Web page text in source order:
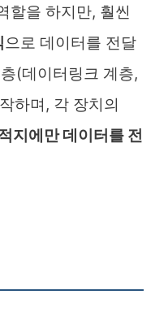
할을 하지만, 훨씬
으로 데이터를 전달
(데이터링크 계층,
하며, 각 장치의
지에만 데이터를 전